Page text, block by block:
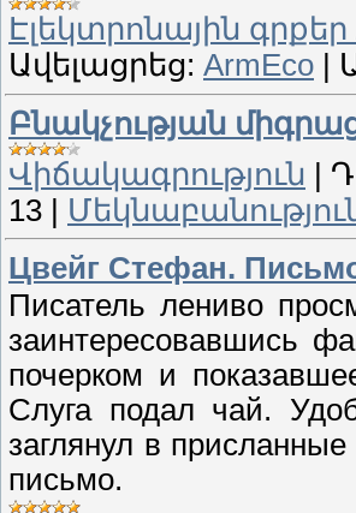
Էլեկտրոնային գրքեր
Ավելացրեց: ArmEco
Բնակչության
Վիճակագրություն
13
Цвейг Стефан.
Писатель лениво
заинтересовавшись
почерком и
Слуга подал чай.
заглянул в
письмо.